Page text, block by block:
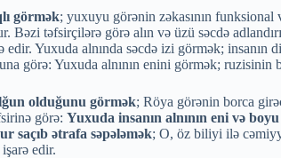
görmək; yuxuyu görənin zəkasının
Bəzi təfsirçilərə görə alın və üzü səcdə
edir. Yuxuda alnında səcdə izi görmək;
görə: Yuxuda alnının enini görmək; ruzisinin
olduğunu görmək; Röya görənin borca
görə: Yuxuda insanın alnının eni və
saçıb ətrafa səpələmək; O, öz biliyi ilə
edir.